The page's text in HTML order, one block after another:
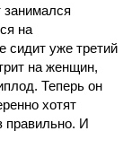
занимался
на
сидит уже третий
на женщин,
Теперь он
хотят
правильно. И